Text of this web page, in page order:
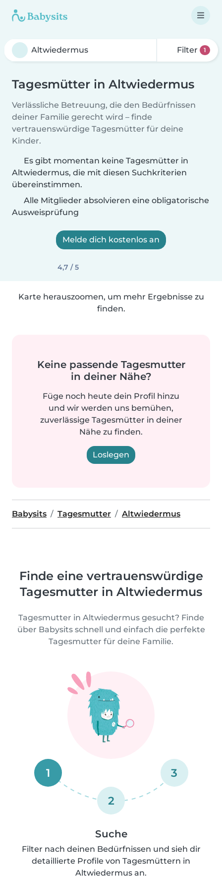
Filter 1
Tagesmütter in Altwiedermus
Verlässliche Betreuung, die den Bedürfnissen
deiner Familie gerecht wird – finde
vertrauenswürdige Tagesmütter für deine
Kinder.
Es gibt momentan keine Tagesmütter in
Altwiedermus, die mit diesen Suchkriterien
übereinstimmen.
Alle Mitglieder absolvieren eine obligatorische
Ausweisprüfung
Melde dich kostenlos an
4,7 / 5
Karte herauszoomen, um mehr Ergebnisse zu
finden.
Keine passende Tagesmutter
in deiner Nähe?
Füge noch heute dein Profil hinzu
und wir werden uns bemühen,
zuverlässige Tagesmütter in deiner
Nähe zu finden.
Loslegen
Babysits Tagesmutter Altwiedermus
Finde eine vertrauenswürdige
Tagesmutter in Altwiedermus
Tagesmutter in Altwiedermus gesucht? Finde
über Babysits schnell und einfach die perfekte
Tagesmutter für deine Familie.
1
2
3
Suche
Filter nach deinen Bedürfnissen und sieh dir
detaillierte Profile von Tagesmüttern in
Altwiedermus an.